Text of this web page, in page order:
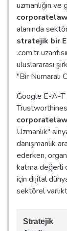
uzmanlığın
alanında
stratejik bir
.com.tr
uluslararası
"Bir Numaralı
Google E-A-T
Uzmanlık"
danışmanlık
ederken,
katma değerli
için dijital
sektörel
Stratejik